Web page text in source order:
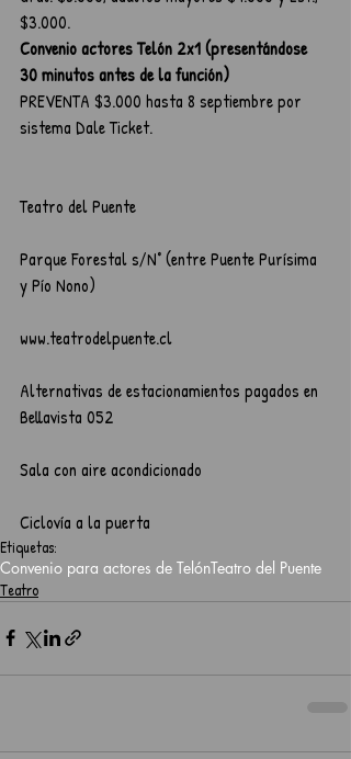
$3.000.
Convenio actores Telón 2x1 (presentándose
30 minutos antes de la función)
PREVENTA $3.000 hasta 8 septiembre por
sistema Dale Ticket.
Teatro del Puente
Parque Forestal s/N° (entre Puente Purísima
y Pío Nono)
www.teatrodelpuente.cl
Alternativas de estacionamientos pagados en
Bellavista 052
Sala con aire acondicionado
Ciclovía a la puerta
Etiquetas:
Convenio para actores de TelónTeatro del Puente
Teatro